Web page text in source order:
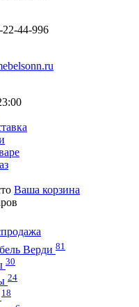
22-44-996
Ваша корзина
Верди 81
30
24
18